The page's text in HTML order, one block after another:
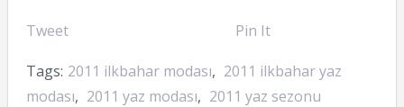
Tweet Pin It
Tags: 2011 ilkbahar modası, 2011 ilkbahar yaz
modası, 2011 yaz modası, 2011 yaz sezonu